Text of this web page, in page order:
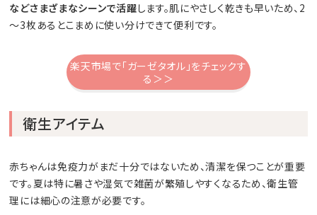
などさまざまなシーンで活躍します。肌にやさしく乾きも早いため、2
～3枚あるとこまめに使い分けできて便利です。
楽天市場で「ガーゼタオル」をチェックす
る＞＞
衛生アイテム
赤ちゃんは免疫力がまだ十分ではないため、清潔を保つことが重要
です。夏は特に暑さや湿気で雑菌が繁殖しやすくなるため、衛生管
理には細心の注意が必要です。